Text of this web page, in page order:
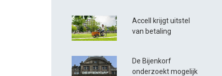
Accell krijgt uitstel
van betaling
De Bijenkorf
onderzoekt mogelijk